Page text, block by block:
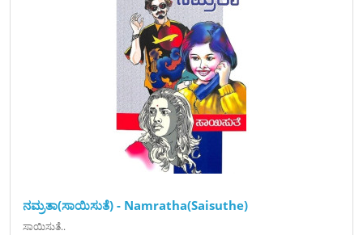
ನಮ್ರತಾ(ಸಾಯಿಸುತೆ) - Namratha(Saisuthe)
ಸಾಯಿಸುತೆ..